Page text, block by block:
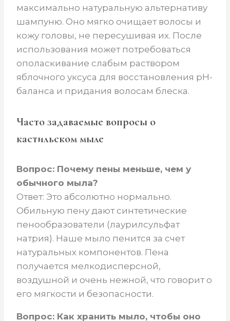
максимально натуральную альтернативу
шампуню. Оно мягко очищает волосы и
кожу головы, не пересушивая их. После
использования может потребоваться
ополаскивание слабым раствором
яблочного уксуса для восстановления pH-
баланса и придания волосам блеска.
Часто задаваемые вопросы о
кастильском мыле
Вопрос: Почему пены меньше, чем у
обычного мыла?
Ответ: Это абсолютно нормально.
Обильную пену дают синтетические
пенообразователи (лаурилсульфат
натрия). Наше мыло пенится за счет
натуральных компонентов. Пена
получается мелкодисперсной,
воздушной и очень нежной, что говорит о
его мягкости и безопасности.
Вопрос: Как хранить мыло, чтобы оно